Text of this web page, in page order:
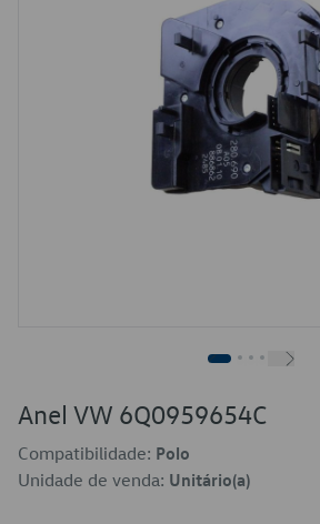
Anel VW 6Q0959654C
Compatibilidade: Polo
Unidade de venda: Unitário(a)